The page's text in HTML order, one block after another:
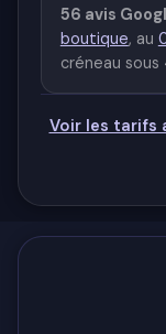
56 avis
boutique, au
créneau sous
Voir les tarifs